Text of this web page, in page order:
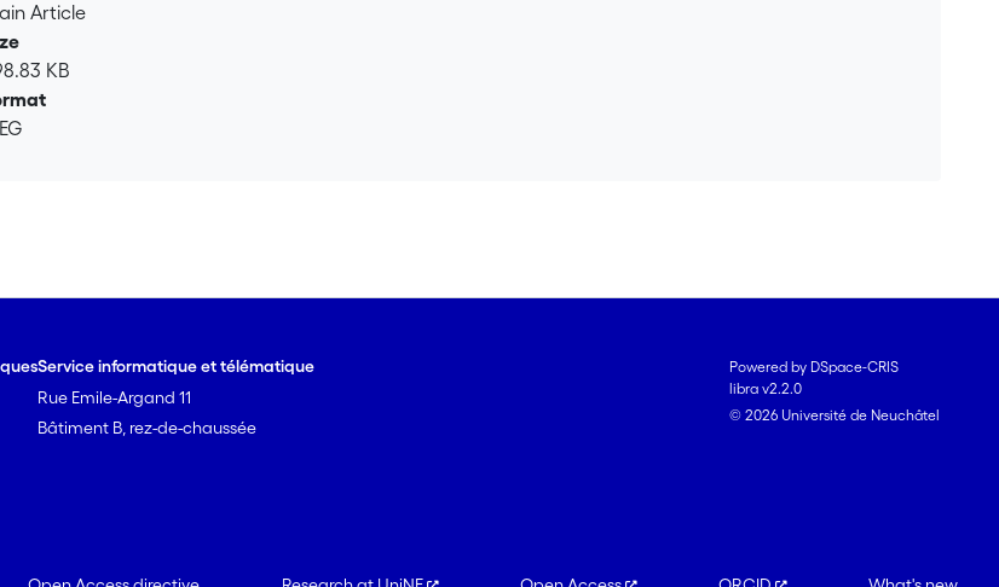
Article
KB
Service informatique et télématique
Rue Emile-Argand 11
Bâtiment B, rez-de-chaussée
Powered by DSpace-CRIS
libra v2.2.0
© 2026 Université de Neuchâtel